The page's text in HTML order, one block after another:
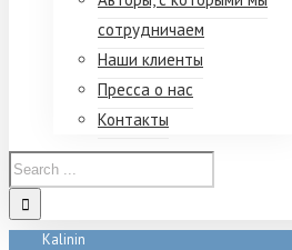
сотрудничаем
Наши клиенты
Пресса о нас
Контакты
Kalinin